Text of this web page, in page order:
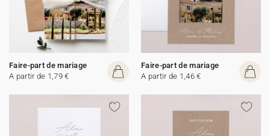
Faire-part de mariage
A partir de 1,79 €
Faire-part de mariage
A partir de 1,46 €